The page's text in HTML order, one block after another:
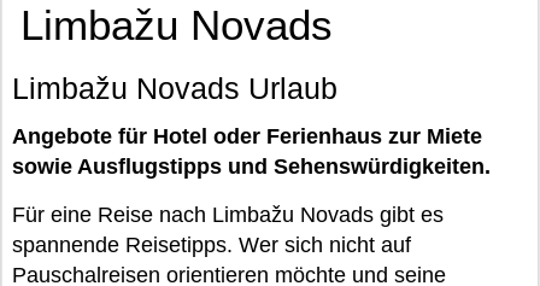
Limbažu Novads
Limbažu Novads Urlaub
Angebote für Hotel oder Ferienhaus zur Miete
sowie Ausflugstipps und Sehenswürdigkeiten.
Für eine Reise nach Limbažu Novads gibt es
spannende Reisetipps. Wer sich nicht auf
Pauschalreisen orientieren möchte und seine